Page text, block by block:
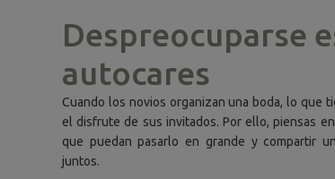
Despreocuparse
autocares
Cuando los novios organizan una boda, lo que
el disfrute de sus invitados. Por ello, piensas
que puedan pasarlo en grande y compartir
juntos.